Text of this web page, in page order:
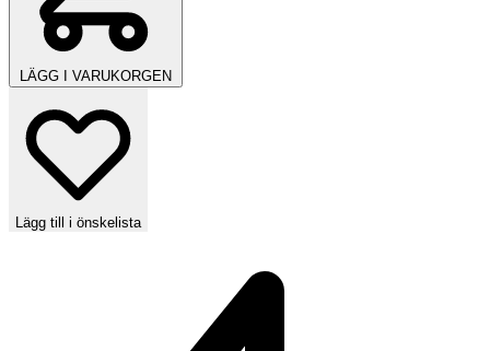
LÄGG I VARUKORGEN
Lägg till i önskelista